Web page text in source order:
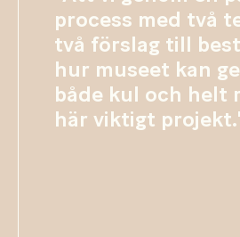
process med två
två förslag till
hur museet kan
både kul och helt
här viktigt